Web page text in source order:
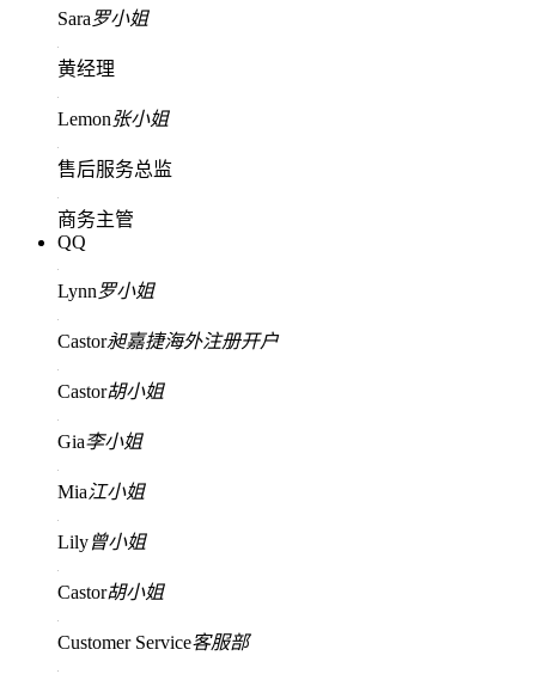
Sara罗小姐
黄经理
Lemon张小姐
售后服务总监
商务主管
QQ
Lynn罗小姐
Castor昶嘉捷海外注册开户
Castor胡小姐
Gia李小姐
Mia江小姐
Lily曾小姐
Castor胡小姐
Customer Service客服部